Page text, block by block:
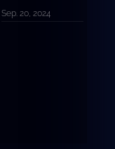
Sep. 20, 2024